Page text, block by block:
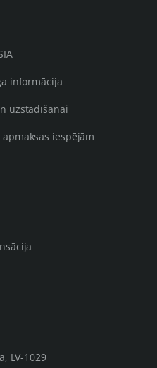
informācija
uzstādīšanai
iespējām
LV-1029